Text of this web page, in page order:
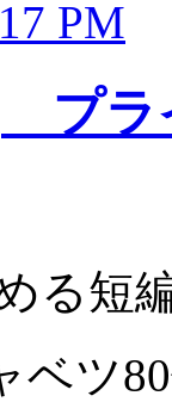
PM
プラ
る短
ベツ